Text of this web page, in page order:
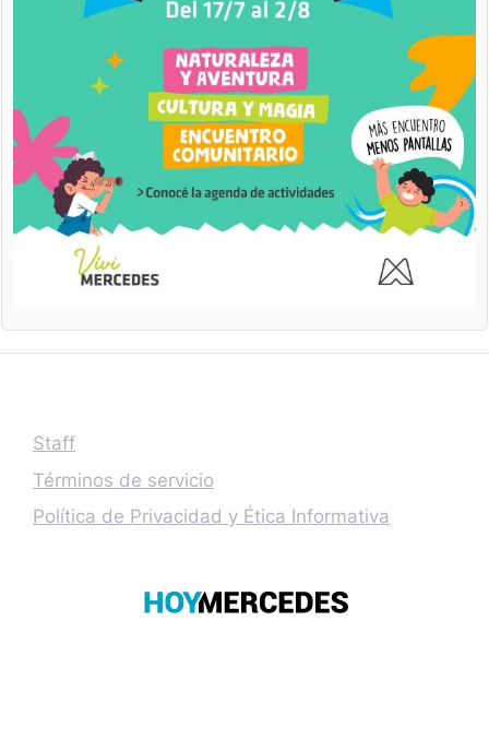
Staff
Términos de servicio
Política de Privacidad y Ética Informativa